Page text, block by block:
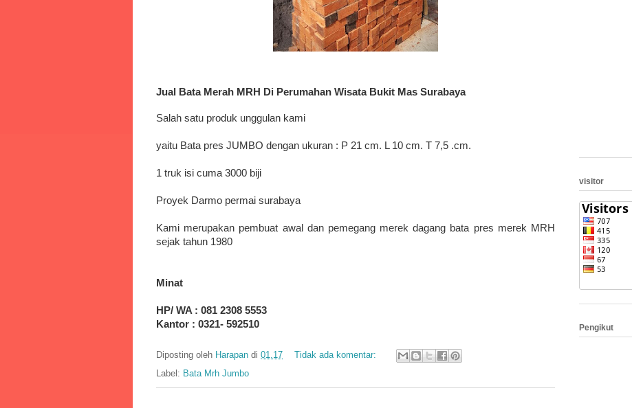
Jual Bata Merah MRH Di Perumahan Wisata Bukit Mas Surabaya
Salah satu produk unggulan kami
yaitu Bata pres JUMBO dengan ukuran : P 21 cm. L 10 cm. T 7,5 .cm.
1 truk isi cuma 3000 biji
Proyek Darmo permai surabaya
Kami merupakan pembuat awal dan pemegang merek dagang bata pres merek MRH
sejak tahun 1980
Minat
HP/ WA : 081 2308 5553
Kantor : 0321- 592510
Diposting oleh Harapan di 01.17
Tidak ada komentar:
Label: Bata Mrh Jumbo
visitor
Pengikut